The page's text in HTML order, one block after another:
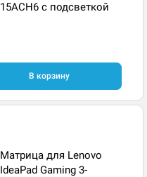
15ACH6 с подсветкой
В корзину
Матрица для Lenovo
IdeaPad Gaming 3-